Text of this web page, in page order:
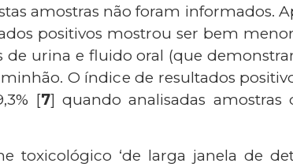
amostras não foram informados.
positivos mostrou ser bem
de urina e fluido oral (que
O índice de resultados
[7] quando analisadas amostras
toxicológico ‘de larga janela de